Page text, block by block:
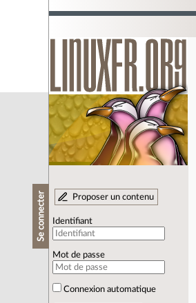
Se connecter Proposer un contenu
Identifiant
Mot de passe
Connexion automatique